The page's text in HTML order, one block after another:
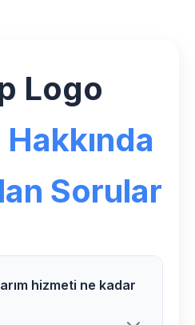
Logo
Hakkında
Sorular
hizmeti ne kadar